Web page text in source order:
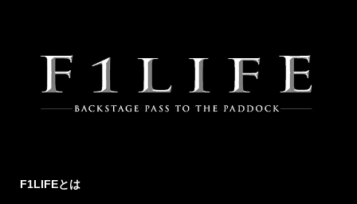
F1LIFEとは